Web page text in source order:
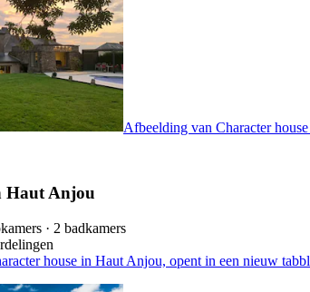
Afbeelding van Character
Haut Anjou
· 2 badkamers
house in Haut Anjou, opent in een nieuw